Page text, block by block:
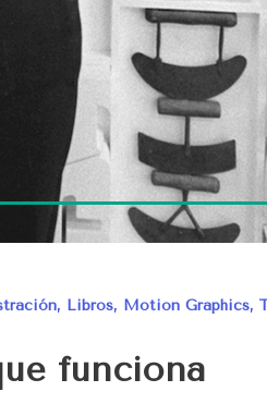
, Libros, Motion Graphics,
funciona